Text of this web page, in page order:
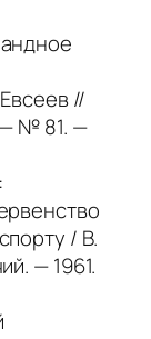
//
№ 81. —
/ В.
— 1961.